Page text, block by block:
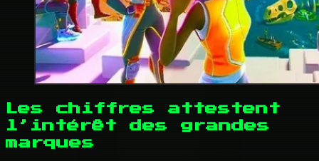
Les chiffres attestent
l’intérêt des grandes
marques